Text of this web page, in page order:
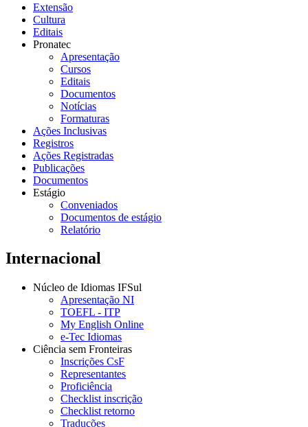
Extensão
Cultura
Editais
Pronatec
Apresentação
Cursos
Editais
Documentos
Notícias
Formaturas
Ações Inclusivas
Registros
Ações Registradas
Publicações
Documentos
Estágio
Conveniados
Documentos de estágio
Relatório
Internacional
Núcleo de Idiomas IFSul
Apresentação NI
TOEFL - ITP
My English Online
e-Tec Idiomas
Ciência sem Fronteiras
Inscrições CsF
Representantes
Proficiência
Checklist inscrição
Checklist retorno
Traduções